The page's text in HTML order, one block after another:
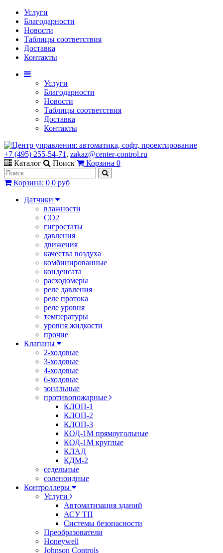
Услуги
Благодарности
Новости
Таблицы соответствия
Доставка
Контакты
Услуги
Благодарности
Новости
Таблицы соответствия
Доставка
Контакты
+7 (495) 255-54-71 , zakaz@center-control.ru
Каталог
Поиск Корзина 0
Корзина: 0 0 руб
Датчики
влажности
CO2
гигростаты
давления
движения
качества воздуха
комбинированные
конденсата
расходомеры
реле давления
реле протока
реле уровня
температуры
уровня жидкости
прочие
Клапаны
2-ходовые
3-ходовые
4-ходовые
6-ходовые
зональные
противопожарные
КЛОП-1
КЛОП-2
КЛОП-3
КОД-1М прямоугольные
КОД-1М круглые
КЛАД
КДМ-2
седельные
соленоидные
Контроллеры
Услуги
Автоматизация зданий
АСУ ТП
Системы безопасности
Преобразователи
Honeywell
Johnson Controls